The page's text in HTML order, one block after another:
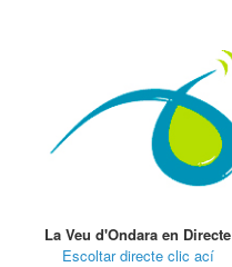
La Veu d'Ondara en Directe
Escoltar directe clic ací